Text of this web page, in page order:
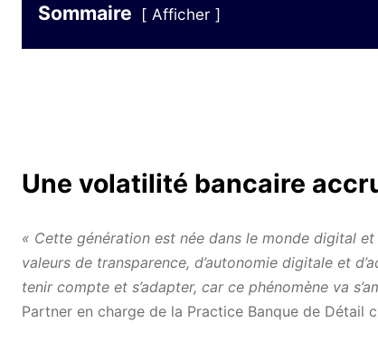
Sommaire Afficher
Une volatilité bancaire
« Cette génération est née dans le monde digital
valeurs de transparence, d’autonomie digitale et
tenir compte et s’adapter, car ce phénomène va
Partner en charge de la Practice Banque de Détail